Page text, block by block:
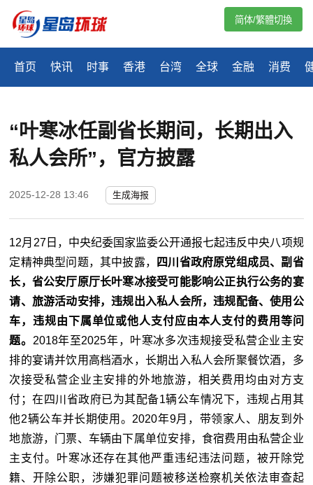
首页 快讯 时事 香港 台湾 全球 金融 消费
简体/繁體切換
“叶寒冰任副省长期间，长期出入
私人会所”，官方披露
2025-12-28 13:46 生成海报
12月27日，中央纪委国家监委公开通报七起违反中央八项规
定精神典型问题，其中披露，
四川省政府原党组成员、副省
长，省公安厅原厅长叶寒冰接受可能影响公正执行公务的宴
请、旅游活动安排，违规出入私人会所，违规配备、使用公
车，违规由下属单位或他人支付应由本人支付的费用等问
题。 2018年至2025年，叶寒冰多次违规接受私营企业主安
排的宴请并饮用高档酒水，长期出入私人会所聚餐饮酒，多
次接受私营企业主安排的外地旅游，相关费用均由对方支
付；在四川省政府已为其配备1辆公车情况下，违规占用其
他2辆公车并长期使用。2020年9月，带领家人、朋友到外
地旅游，门票、车辆由下属单位安排，食宿费用由私营企业
主支付。叶寒冰还存在其他严重违纪违法问题，被开除党
籍、开除公职，涉嫌犯罪问题被移送检察机关依法审查起